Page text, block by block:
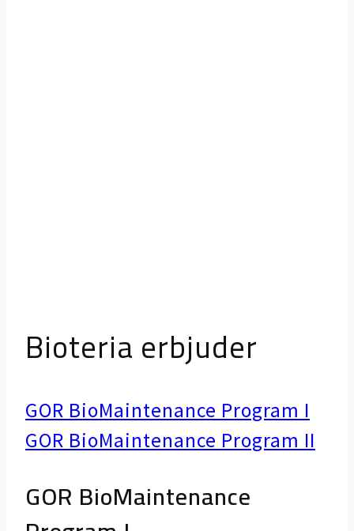
Bioteria erbjuder
GOR BioMaintenance Program I
GOR BioMaintenance Program II
GOR BioMaintenance